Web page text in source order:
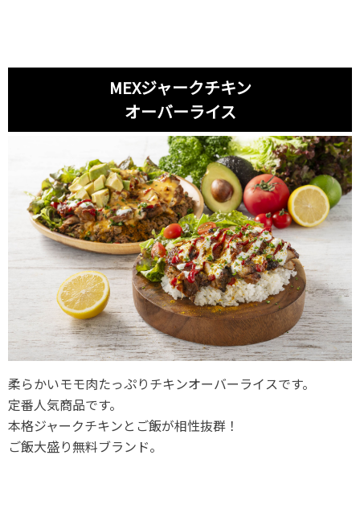
MEXジャークチキン
オーバーライス
柔らかいモモ肉たっぷりチキンオーバーライスです。
定番人気商品です。
本格ジャークチキンとご飯が相性抜群！
ご飯大盛り無料ブランド。